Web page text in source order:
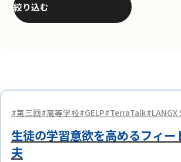
絞り込む
第三回 高等学校 GELP TerraTalk
生徒の学習意欲を高めるフィードバックの工
夫